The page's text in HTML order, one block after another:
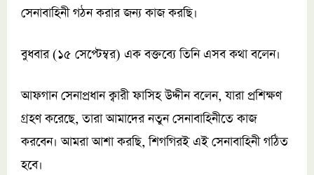
সেনাবাহিনী গঠন করার জন্য কাজ করছি।
বুধবার (১৫ সেপ্টেম্বর) এক বক্তব্যে তিনি এসব কথা বলেন।
আফগান সেনাপ্রধান ক্বারী ফাসিহ উদ্দীন বলেন, যারা প্রশিক্ষণ
গ্রহণ করেছে, তারা আমাদের নতুন সেনাবাহিনীতে কাজ
করবেন। আমরা আশা করছি, শিগগিরই এই সেনাবাহিনী গঠিত
হবে।